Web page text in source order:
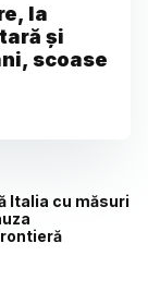
la
și
scoase
Italia cu măsuri